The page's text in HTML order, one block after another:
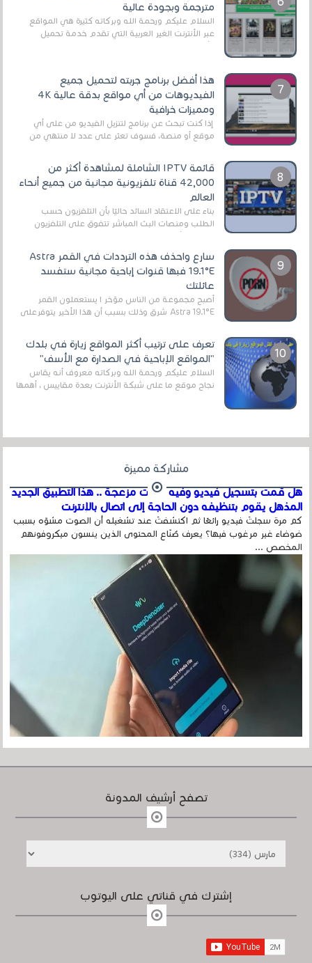
مترجمة وبجودة عالية
السلام عليكم ورحمة الله وبركاته كثيرة هي المواقع
عبر الأنترنت الغير العربية التي تقدم خدمة تحميل
هذا أفضل برنامج جربته لتحميل جميع
الفيديوهات من أي مواقع بدقة عالية 4K
ومميزات خرافية
إذا كنت تبحث عن برنامج لتنزيل الفيديو من على أي
موقع أو منصة، فسوف تعثر على عدد لا منتهي من
قائمة IPTV الشاملة لمشاهدة أكثر من
42,000 قناة تلفزيونية مجانية من جميع أنحاء
العالم
بناءً على الاعتقاد السائد حاليًا بأن التلفزيون حسب
الطلب ومنصات البث المباشر تتفوق على التلفزيون
سارع واحذف هذه الترددات في القمر Astra
19.1°E فبها قنوات إباحية مجانية ستفسد
عائلتك
أصبح مجموعة من الناس مؤخر ا يستعملون القمر
Astra 19.1°E شرق وذلك بسبب أن هذا الأخير يتوفرعلى
تعرف على ترتيب أكثر المواقع زيارة في بلدك
"المواقع الإباحية في الصدارة مع الأسف"
السلام عليكم ورحمة الله وبركاته معروف أنه يقاس
نجاح موقع ما على شبكة الأنترنت بعدة مقاييس ، أهمها
مشاركة مميزة
هل قمت بتسجيل فيديو وفيه أصوت مزعجة .. هذا التطبيق الجديد
المذهل يقوم بتنظيفه دون الحاجة إلى اتصال بالإنترنت
كم مرة سجلتَ فيديو رائعًا ثم اكتشفتَ عند تشغيله أن الصوت مشوّه بسبب
ضوضاء غير مرغوب فيها؟ يعرف صُنّاع المحتوى الذين ينسون ميكروفونهم
المخصص ...
تصفح أرشيف المدونة
إشترك في قناتي على اليوتوب